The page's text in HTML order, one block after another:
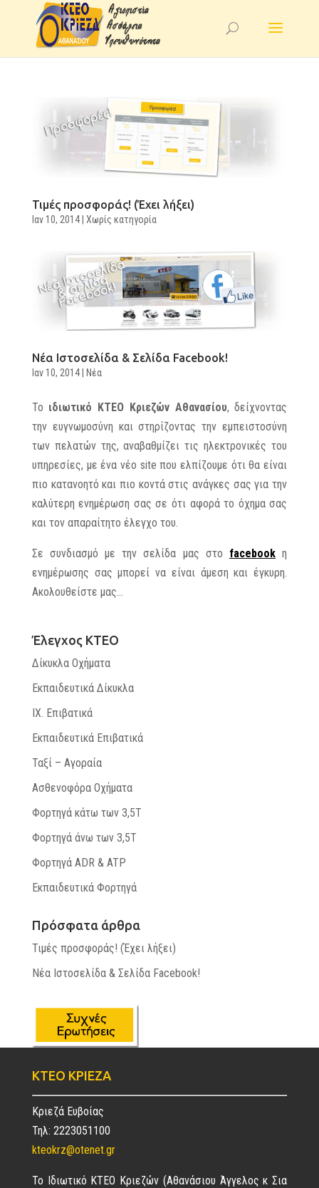
Τιμές προσφοράς! (Έχει λήξει)
Ιαν 10, 2014| Χωρίς κατηγορία
Νέα Ιστοσελίδα & Σελίδα Facebook!
Ιαν 10, 2014| Νέα
Το ιδιωτικό ΚΤΕΟ Κριεζών Αθανασίου, δείχνοντας
την ευγνωμοσύνη και στηρίζοντας την εμπειστοσύνη
των πελατών της, αναβαθμίζει τις ηλεκτρονικές του
υπηρεσίες, με ένα νέο site που ελπίζουμε ότι θα είναι
πιο κατανοητό και πιο κοντά στις ανάγκες σας για την
καλύτερη ενημέρωση σας σε ότι αφορά το όχημα σας
και τον απαραίτητο έλεγχο του.
Σε συνδιασμό με την σελίδα μας στο facebook η
ενημέρωσης σας μπορεί να είναι άμεση και έγκυρη.
Ακολουθείστε μας…
Έλεγχος ΚΤΕΟ
Δίκυκλα Οχήματα
Εκπαιδευτικά Δίκυκλα
ΙΧ. Επιβατικά
Εκπαιδευτικά Επιβατικά
Ταξί – Αγοραία
Ασθενοφόρα Οχήματα
Φορτηγά κάτω των 3,5Τ
Φορτηγά άνω των 3,5Τ
Φορτηγά ADR & ATP
Εκπαιδευτικά Φορτηγά
Πρόσφατα άρθρα
Τιμές προσφοράς! (Έχει λήξει)
Νέα Ιστοσελίδα & Σελίδα Facebook!
ΚΤΕΟ ΚΡΙΕΖΑ
Κριεζά Ευβοίας
Τηλ: 2223051100
kteokrz@otenet.gr
Το Ιδιωτικό ΚΤΕΟ Κριεζών (Αθανάσιου Άγγελος κ Σια